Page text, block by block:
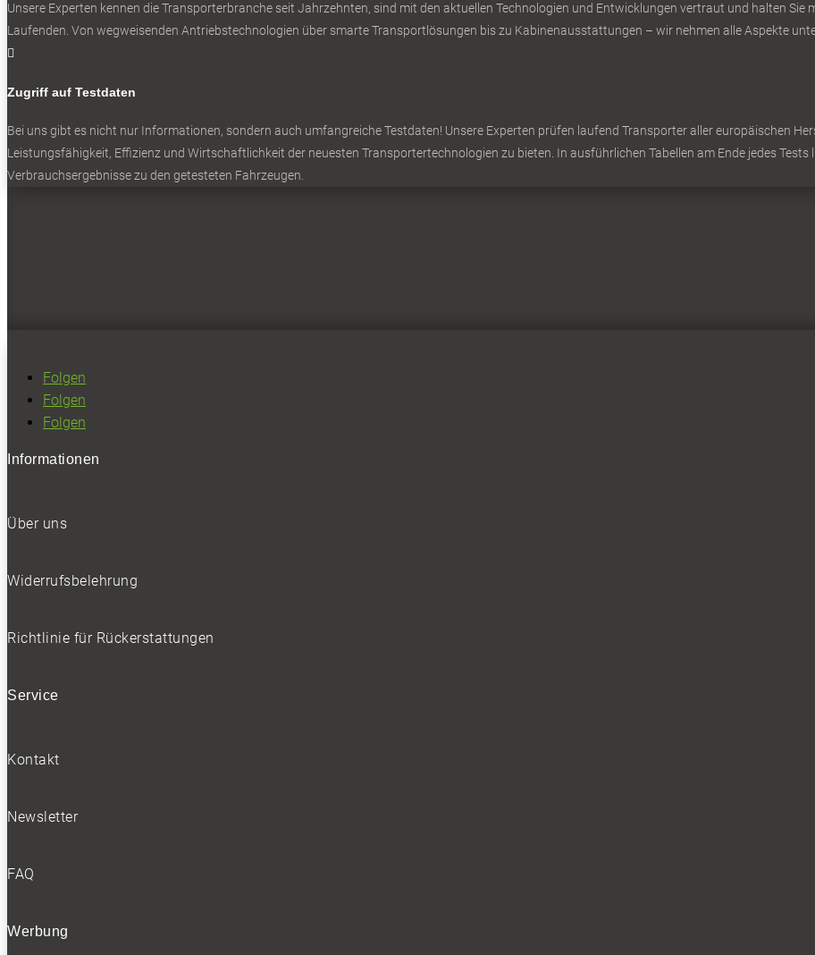
Unsere Experten kennen die Transporterbranche seit Jahrzehnten, sind mit den aktuellen Technologien und Entwicklungen vertraut und halten
Laufenden. Von wegweisenden Antriebstechnologien über smarte Transportlösungen bis zu Kabinenausstattungen – wir nehmen alle Aspekte

Zugriff auf Testdaten
Bei uns gibt es nicht nur Informationen, sondern auch umfangreiche Testdaten! Unsere Experten prüfen laufend Transporter aller europäischen
Leistungsfähigkeit, Effizienz und Wirtschaftlichkeit der neuesten Transportertechnologien zu bieten. In ausführlichen Tabellen am Ende jedes
Verbrauchsergebnisse zu den getesteten Fahrzeugen.
Folgen
Folgen
Folgen
Informationen
Über uns
Widerrufsbelehrung
Richtlinie für Rückerstattungen
Service
Kontakt
Newsletter
FAQ
Werbung